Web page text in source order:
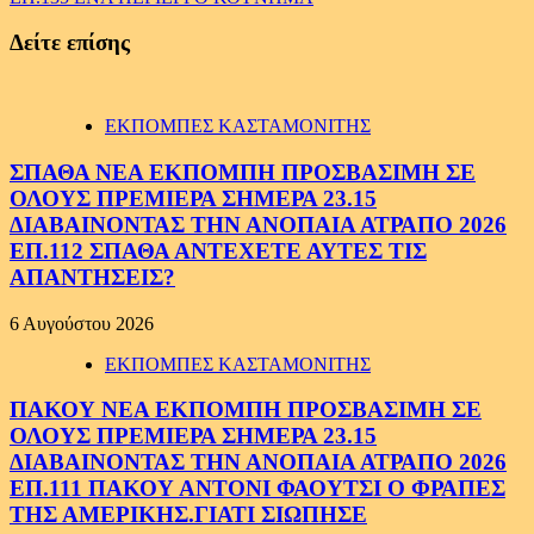
Δείτε επίσης
ΕΚΠΟΜΠΕΣ ΚΑΣΤΑΜΟΝΙΤΗΣ
ΣΠΑΘΑ ΝΕΑ ΕΚΠΟΜΠΗ ΠΡΟΣΒΑΣΙΜΗ ΣΕ
ΟΛΟΥΣ ΠΡΕΜΙΕΡΑ ΣΗΜΕΡΑ 23.15
ΔΙΑΒΑΙΝΟΝΤΑΣ ΤΗΝ ΑΝΟΠΑΙΑ ΑΤΡΑΠΟ 2026
ΕΠ.112 ΣΠΑΘΑ ΑΝΤΕΧΕΤΕ ΑΥΤΕΣ ΤΙΣ
ΑΠΑΝΤΗΣΕΙΣ?
6 Αυγούστου 2026
ΕΚΠΟΜΠΕΣ ΚΑΣΤΑΜΟΝΙΤΗΣ
ΠΑΚΟΥ ΝΕΑ ΕΚΠΟΜΠΗ ΠΡΟΣΒΑΣΙΜΗ ΣΕ
ΟΛΟΥΣ ΠΡΕΜΙΕΡΑ ΣΗΜΕΡΑ 23.15
ΔΙΑΒΑΙΝΟΝΤΑΣ ΤΗΝ ΑΝΟΠΑΙΑ ΑΤΡΑΠΟ 2026
ΕΠ.111 ΠΑΚΟΥ ΑΝΤΟΝΙ ΦΑΟΥΤΣΙ Ο ΦΡΑΠΕΣ
ΤΗΣ ΑΜΕΡΙΚΗΣ.ΓΙΑΤΙ ΣΙΩΠΗΣΕ